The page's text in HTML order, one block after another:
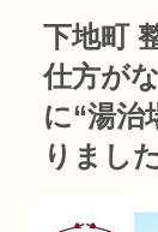
下地町
仕方が
に“湯治
りました